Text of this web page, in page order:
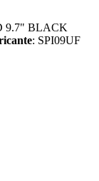
9.7" BLACK
: SPI09UF